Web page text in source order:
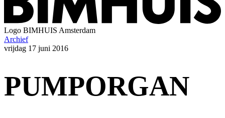
Logo BIMHUIS Amsterdam
Archief
vrijdag 17 juni 2016
PUMPORGAN